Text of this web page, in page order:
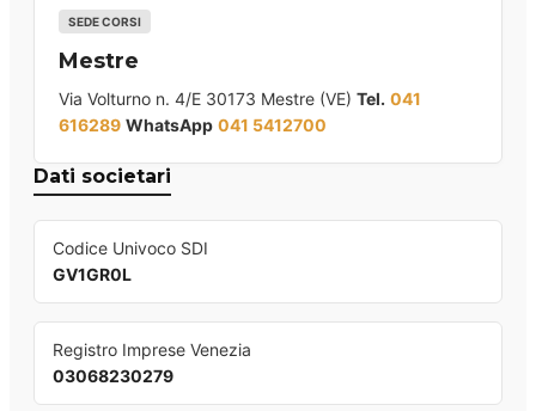
SEDE CORSI
Mestre
Via Volturno n. 4/E 30173 Mestre (VE) Tel. 041
616289 WhatsApp 041 5412700
Dati societari
Codice Univoco SDI
GV1GR0L
Registro Imprese Venezia
03068230279